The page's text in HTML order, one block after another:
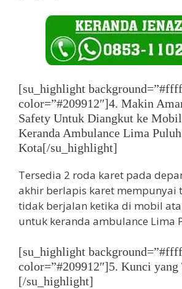
[su_highlight
color=”#209912″]4. Makin
Safety Untuk Diangkut ke
Keranda Ambulance Lima Puluh
Kota[/su_highlight]
Tersedia 2 roda karet pada
akhir berlapis karet mempunyai
tidak berjalan ketika di mobil
untuk keranda ambulance Lima
[su_highlight
color=”#209912″]5. Kunci yang
[/su_highlight]